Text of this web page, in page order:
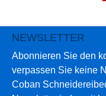
NEWSLETTER
Abonnieren Sie den
verpassen Sie keine
Coban